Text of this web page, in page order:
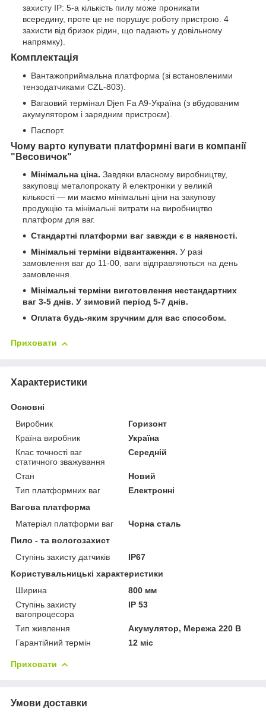
захисту IP: 5-а кількість пилу може проникати
всередину, проте це не порушує роботу пристрою. 4
захисти від бризок рідин, що падають у довільному
напрямку).
Комплектація
Вантажоприймальна платформа (зі встановленими
тензодатчиками CZL-803).
Вагаовий термінал Djen Fa A9-Україна (з вбудованим
акумулятором і зарядним пристроєм).
Паспорт.
Чому варто купувати платформні ваги в компанії
"Весовичок"
Мінімальна ціна. Завдяки власному виробництву,
закуповці металопрокату й електроніки у великій
кількості — ми маємо мінімальні ціни на закупову
продукцію та мінімальні витрати на виробництво
платформ для ваг.
Стандартні платформи ваг завжди є в наявності.
Мінімальні терміни відвантаження. У разі
замовлення ваг до 11-00, ваги відправляються на день
замовлення.
Мінімальні терміни виготовлення нестандартних
ваг 3-5 днів. У зимовий період 5-7 днів.
Оплата будь-яким зручним для вас способом.
Приховати
Характеристики
Основні
Виробник
Горизонт
Країна виробник
Україна
Клас точності ваг
статичного зважування
Середній
Стан
Новий
Тип платформних ваг
Електронні
Вагова платформа
Матеріал платформи ваг
Чорна сталь
Пило - та вологозахист
Ступінь захисту датчиків
IP67
Користувальницькі характеристики
Ширина
800 мм
Ступінь захисту
вагопроцесора
IP 53
Тип живлення
Акумулятор, Мережа 220 В
Гарантійний термін
12 міс
Приховати
Умови доставки